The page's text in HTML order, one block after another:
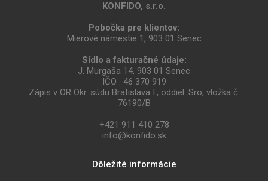
KONFIDO, s.r.o.
Pobočka pre klientov:
Mierové námestie 1, 903 01 Senec
Sídlo a fakturačné údaje:
J. Murgaša 14, 903 01 Senec
IČO : 46 370 919
Zápis v OR Okr. súdu Bratislava I., oddiel: Sro, vložka č.
76190/B
+421 911 410 278
info@konfido.sk
Dôležité informácie